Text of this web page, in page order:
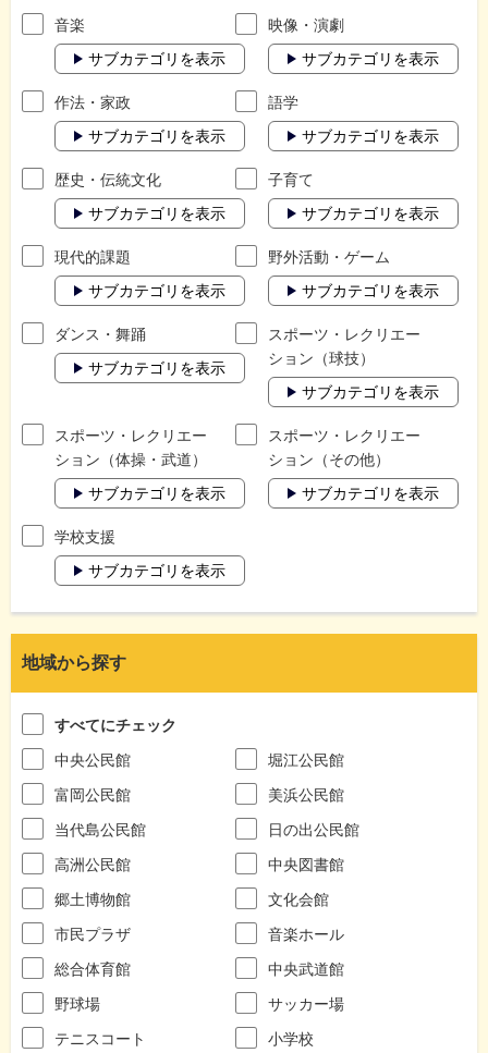
音楽
サブカテゴリを表示
映像・演劇
サブカテゴリを表示
作法・家政
サブカテゴリを表示
語学
サブカテゴリを表示
歴史・伝統文化
サブカテゴリを表示
子育て
サブカテゴリを表示
現代的課題
サブカテゴリを表示
野外活動・ゲーム
サブカテゴリを表示
ダンス・舞踊
サブカテゴリを表示
スポーツ・レクリエー
ション（球技）
サブカテゴリを表示
スポーツ・レクリエー
ション（体操・武道）
サブカテゴリを表示
スポーツ・レクリエー
ション（その他）
サブカテゴリを表示
学校支援
サブカテゴリを表示
地域から探す
すべてにチェック
中央公民館
堀江公民館
富岡公民館
美浜公民館
当代島公民館
日の出公民館
高洲公民館
中央図書館
郷土博物館
文化会館
市民プラザ
音楽ホール
総合体育館
中央武道館
野球場
サッカー場
テニスコート
小学校